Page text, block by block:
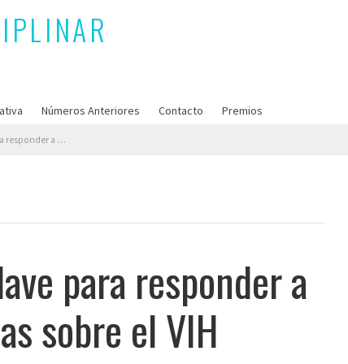
Números Anteriores Contacto Premios
complejas sobre el VIH
para responder a
sobre el VIH